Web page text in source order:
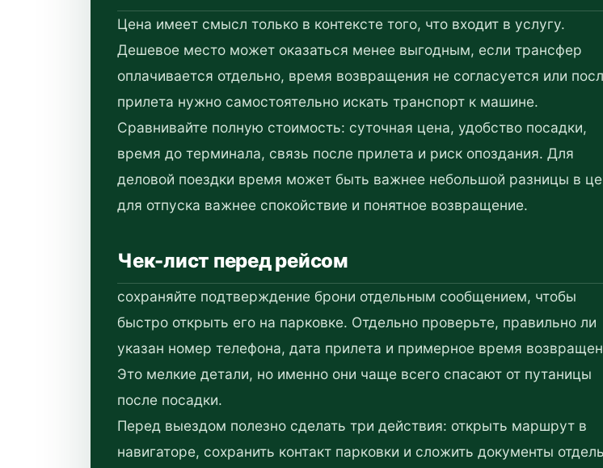
Цена имеет смысл только в контексте того, что входит в услугу.
Дешевое место может оказаться менее выгодным, если трансфер
оплачивается отдельно, время возвращения не согласуется или
прилета нужно самостоятельно искать транспорт к машине.
Сравнивайте полную стоимость: суточная цена, удобство посадки,
время до терминала, связь после прилета и риск опоздания. Для
деловой поездки время может быть важнее небольшой разницы в
для отпуска важнее спокойствие и понятное возвращение.
Чек-лист перед рейсом
сохраняйте подтверждение брони отдельным сообщением, чтобы
быстро открыть его на парковке. Отдельно проверьте, правильно ли
указан номер телефона, дата прилета и примерное время
Это мелкие детали, но именно они чаще всего спасают от путаницы
после посадки.
Перед выездом полезно сделать три действия: открыть маршрут в
навигаторе, сохранить контакт парковки и сложить документы